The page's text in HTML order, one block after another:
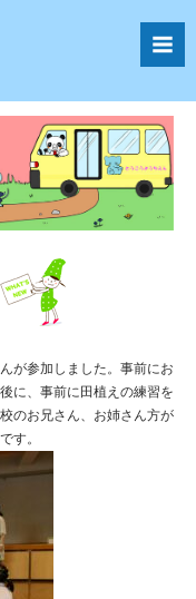
が参加しました。事前にお
に、事前に田植えの練習を
のお兄さん、お姉さん方が
す。